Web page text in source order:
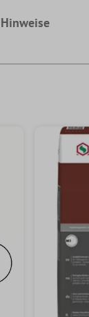
Hinweise